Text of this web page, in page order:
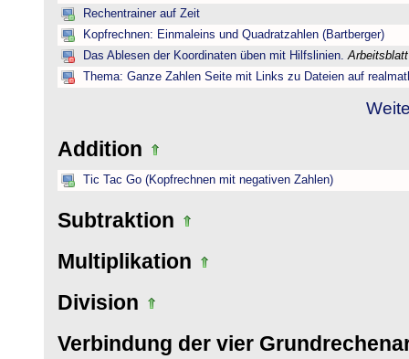
Rechentrainer auf Zeit
Kopfrechnen: Einmaleins und Quadratzahlen (Bartberger)
Das Ablesen der Koordinaten üben mit Hilfslinien.
Thema: Ganze Zahlen Seite mit Links zu Dateien auf
Addition
Tic Tac Go (Kopfrechnen mit negativen Zahlen)
Subtraktion
Multiplikation
Division
Verbindung der vier